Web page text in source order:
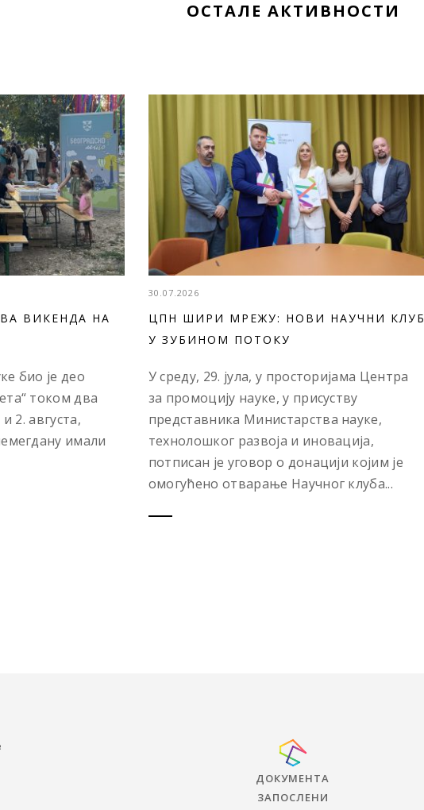
ОСТАЛЕ АКТИВНОСТИ
ВИКЕНДА НА
био је део
током два
2. августа,
имали
30.07.2026
ЦПН ШИРИ МРЕЖУ: НОВИ НАУЧНИ КЛУБ
У ЗУБИНОМ ПОТОКУ
У среду, 29. јула, у просторијама Центра
за промоцију науке, у присуству
представника Министарства науке,
технолошког развоја и иновација,
потписан је уговор о донацији којим је
омогућено отварање Научног клуба...
ДОКУМЕНТА
ЗАПОСЛЕНИ